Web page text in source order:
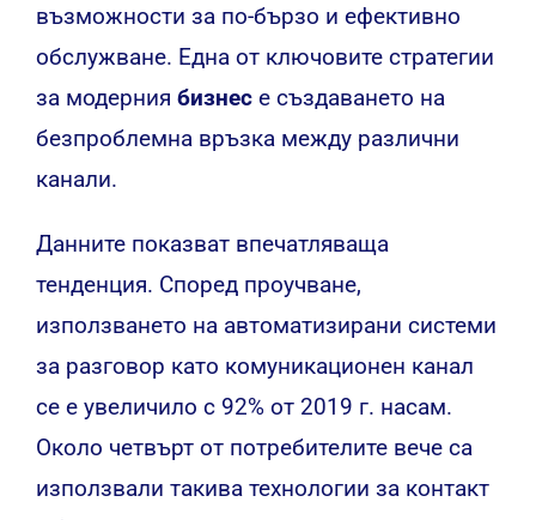
възможности за по-бързо и ефективно
обслужване. Една от ключовите стратегии
за модерния бизнес е създаването на
безпроблемна връзка между различни
канали.
Данните показват впечатляваща
тенденция. Според проучване,
използването на автоматизирани системи
за разговор като комуникационен канал
се е увеличило с 92% от 2019 г. насам.
Около четвърт от потребителите вече са
използвали такива технологии за контакт